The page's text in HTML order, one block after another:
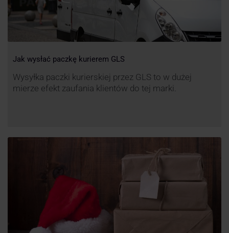
Jak wysłać paczkę kurierem GLS
Wysyłka paczki kurierskiej przez GLS to w dużej
mierze efekt zaufania klientów do tej marki.